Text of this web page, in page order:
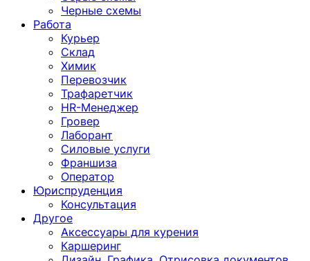
Черные схемы
Работа
Курьер
Склад
Химик
Перевозчик
Трафаретчик
HR-Менеджер
Гровер
Лаборант
Силовые услуги
Франшиза
Оператор
Юриспруденция
Консультация
Другoе
Аксессуары для курения
Каршеринг